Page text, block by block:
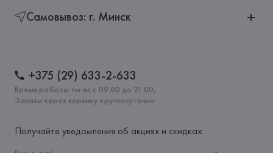
Самовывоз: г. Минск
+375 (29) 633-2-633
Время работы: пн-вс с 09:00 до 21:00,
Заказы через корзину круглосуточно
Получайте уведомления об акциях и скидках: